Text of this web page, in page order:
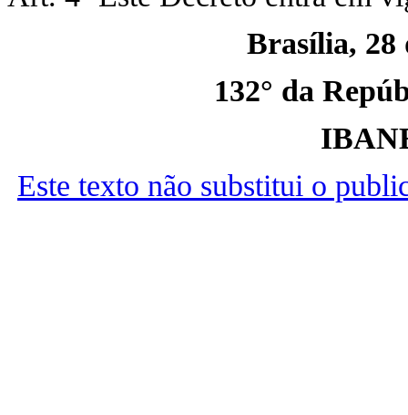
Brasília, 28
132° da
Este texto não substitui o